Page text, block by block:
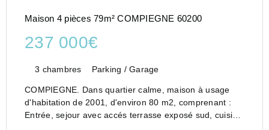
Maison 4 pièces 79m² COMPIEGNE 60200
237 000€
3 chambres Parking / Garage
COMPIEGNE. Dans quartier calme, maison à usage
d'habitation de 2001, d'environ 80 m2, comprenant :
Entrée, sejour avec accés terrasse exposé sud, cuisine